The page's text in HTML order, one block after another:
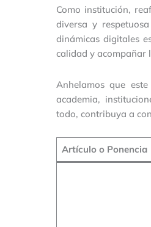
Como institución,
diversa y
dinámicas digitales
calidad y acompañar
Anhelamos que
academia,
todo, contribuya a
Artículo o Ponencia